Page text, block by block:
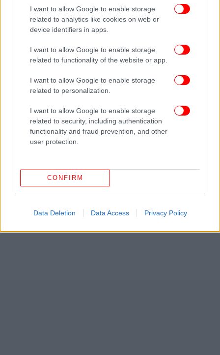
I want to allow Google to enable storage
related to analytics like cookies on web or
device identifiers in apps.
I want to allow Google to enable storage
related to functionality of the website or app.
I want to allow Google to enable storage
related to personalization.
I want to allow Google to enable storage
related to security, including authentication
functionality and fraud prevention, and other
user protection.
CONFIRM
Data Deletion Data Access Privacy Policy
19ΧΡΟΝΟΣ